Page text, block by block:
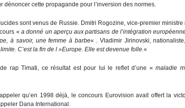
dénoncer cette propagande pour l’inversion des normes.
sont venus de Russie. Dmitri Rogozine, vice-premier ministre
« a donné un aperçu aux partisans de l’intégration
à savoir, une femme à barbe« . Vladimir Jirinovski,
C’est la fin de l »Europe. Elle est devenue folle.«
rap Timati, ce résultat est pour lui le reflet d’une «maladie
qu’en 1998 déjà, le concours Eurovision avait offert la
Dana International.